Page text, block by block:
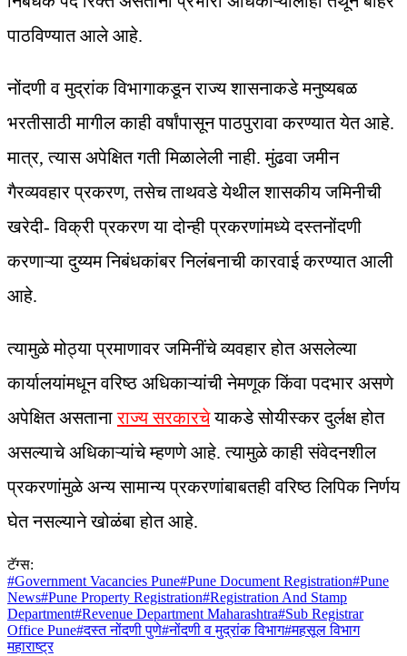
पाठविण्यात आले आहे.
नोंदणी व मुद्रांक विभागाकडून राज्य शासनाकडे मनुष्यबळ
भरतीसाठी मागील काही वर्षांपासून पाठपुरावा करण्यात येत आहे.
मात्र, त्यास अपेक्षित गती मिळालेली नाही. मुंढवा जमीन
गैरव्यवहार प्रकरण, तसेच ताथवडे येथील शासकीय जमिनीची
खरेदी- विक्री प्रकरण या दोन्ही प्रकरणांमध्ये दस्तनोंदणी
करणाऱ्या दुय्यम निबंधकांबर निलंबनाची कारवाई करण्यात आली
आहे.
त्यामुळे मोठ्या प्रमाणावर जमिनींचे व्यवहार होत असलेल्या
कार्यालयांमधून वरिष्ठ अधिकाऱ्यांची नेमणूक किंवा पदभार असणे
अपेक्षित असतानाराज्य सरकारचेयाकडे सोयीस्कर दुर्लक्ष होत
असल्याचे अधिकाऱ्यांचे म्हणणे आहे. त्यामुळे काही संवेदनशील
प्रकरणांमुळे अन्य सामान्य प्रकरणांबाबतही वरिष्ठ लिपिक निर्णय
घेत नसल्याने खोळंबा होत आहे.
टॅग्स:
#Government Vacancies Pune#Pune Document Registration#Pune
News#Pune Property Registration#Registration And Stamp
Department#Revenue Department Maharashtra#Sub Registrar
Office Pune#दस्त नोंदणी पुणे#नोंदणी व मुद्रांक विभाग#महसूल विभाग
महाराष्ट्र